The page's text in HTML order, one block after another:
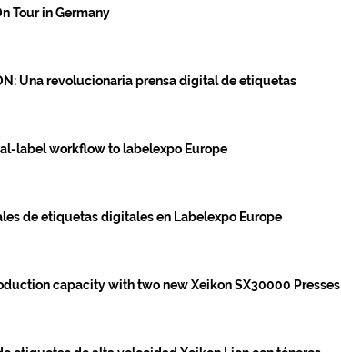
Tour in Germany
Una revolucionaria prensa digital de etiquetas
label workflow to labelexpo Europe
de etiquetas digitales en Labelexpo Europe
capacity with two new Xeikon SX30000 Presses